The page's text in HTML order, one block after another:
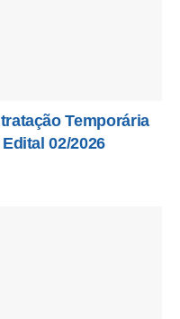
Temporária
02/2026